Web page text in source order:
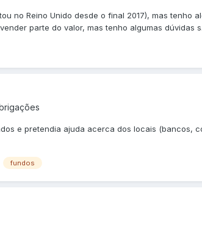
no Reino Unido desde o final 2017), mas
parte do valor, mas tenho algumas dúvidas
e pretendia ajuda acerca dos locais (bancos,
fundos